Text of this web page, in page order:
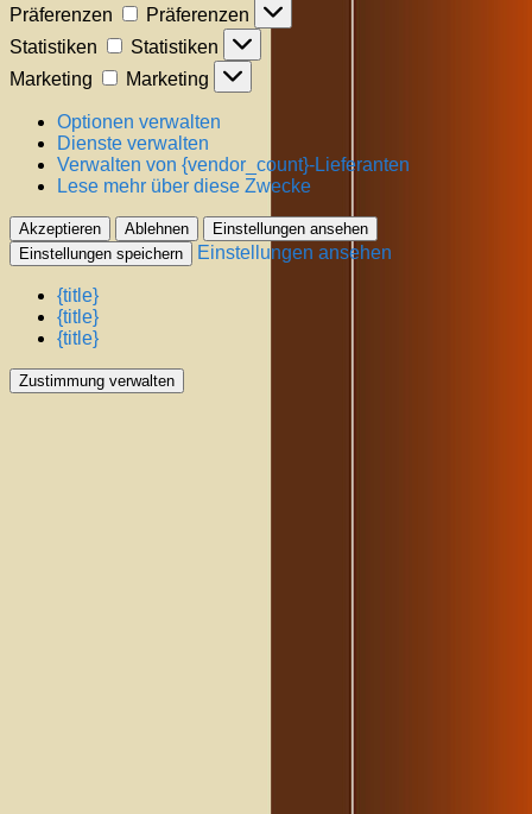
Präferenzen
Präferenzen
Statistiken
Statistiken
Marketing
Marketing
Optionen verwalten
Dienste verwalten
Verwalten von {vendor_count}-Lieferanten
Lese mehr über diese Zwecke
Akzeptieren Ablehnen
Einstellungen ansehen
Einstellungen speichern
Einstellungen ansehen
{title}
{title}
{title}
Zustimmung verwalten